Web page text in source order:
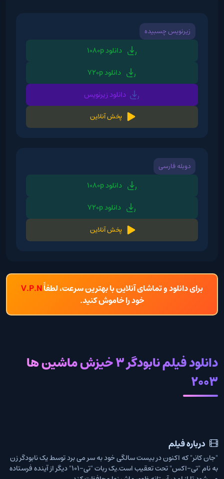
زیرنویس چسبیده
دانلود 1080p
دانلود 720p
دانلود زیرنویس
پخش آنلاین
دوبله فارسی
دانلود 1080p
دانلود 720p
پخش آنلاین
برای دانلود و تماشای آنلاین با بهترین سرعت، لطفاًV.P.N
خود را خاموش کنید.
دانلود فیلم نابودگر 3 خیزش ماشین‌ ها
2003
درباره فیلم
"جان کانر" که اکنون در بیست سالگی خود به سر می برد توسط یک نابودگر زن
به نام "تی-اکس" تحت تعقیب است.یک ربات "تی-101" دیگر از آینده فرستاده